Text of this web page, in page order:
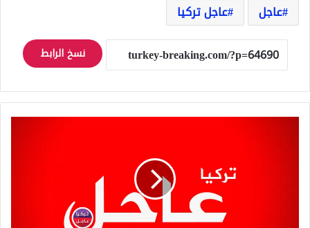
عاجل
عاجل تركيا
نسخ الرابط